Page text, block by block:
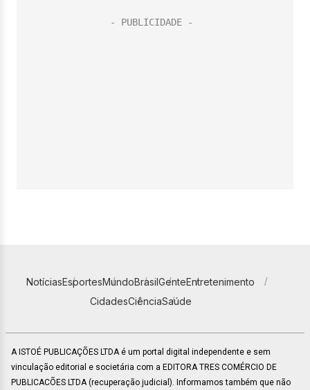
NotíciasEsportesMundoBrasilGenteEntretenimento
CidadesCiênciaSaúde
A ISTOÉ PUBLICAÇÕES LTDA é um portal digital independente e sem
vinculação editorial e societária com a EDITORA TRES COMÉRCIO DE
PUBLICACÕES LTDA (recuperação judicial). Informamos também que não